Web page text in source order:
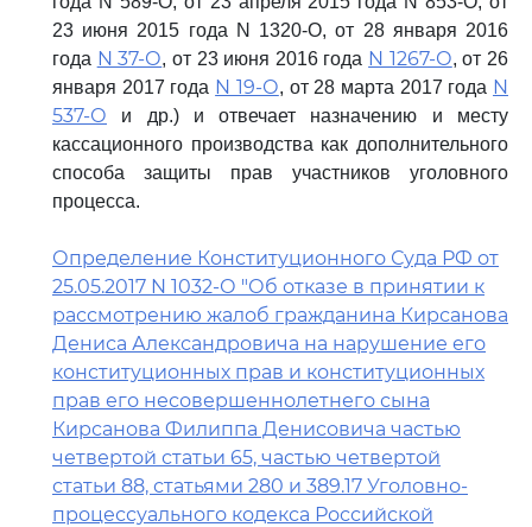
23 июня 2015 года N 1320-О, от 28 января 2016
года N 37-О, от 23 июня 2016 года N 1267-О, от 26
января 2017 года N 19-О, от 28 марта 2017 года N
537-О и др.) и отвечает назначению и месту
кассационного производства как дополнительного
способа защиты прав участников уголовного
процесса.
Определение Конституционного Суда РФ от
25.05.2017 N 1032-О "Об отказе в принятии к
рассмотрению жалоб гражданина Кирсанова
Дениса Александровича на нарушение его
конституционных прав и конституционных
прав его несовершеннолетнего сына
Кирсанова Филиппа Денисовича частью
четвертой статьи 65, частью четвертой
статьи 88, статьями 280 и 389.17 Уголовно-
процессуального кодекса Российской